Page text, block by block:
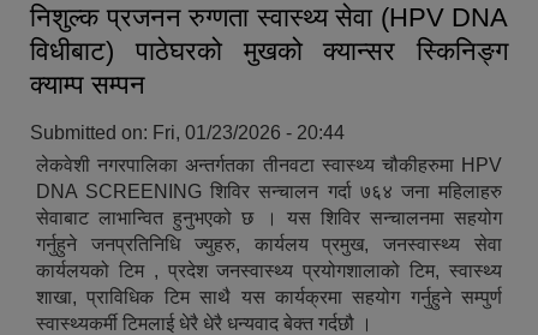
निशुल्क प्रजनन रुग्णता स्वास्थ्य सेवा (HPV DNA
विधीबाट) पाठेघरको मुखको क्यान्सर स्किनिङ्ग
क्याम्प सम्पन
Submitted on: Fri, 01/23/2026 - 20:44
लेकवेशी नगरपालिका अन्तर्गतका तीनवटा स्वास्थ्य चौकीहरुमा HPV
DNA SCREENING शिविर सन्चालन गर्दा ७६४ जना महिलाहरु
सेवाबाट लाभान्वित हुनुभएको छ । यस शिविर सन्चालनमा सहयोग
गर्नुहुने जनप्रतिनिधि ज्युहरु, कार्यलय प्रमुख, जनस्वास्थ्य सेवा
कार्यलयको टिम , प्रदेश जनस्वास्थ्य प्रयोगशालाको टिम, स्वास्थ्य
शाखा, प्राविधिक टिम साथै यस कार्यक्रमा सहयोग गर्नुहुने सम्पुर्ण
स्वास्थ्यकर्मी टिमलाई धेरै धेरै धन्यवाद बेक्त गर्दछौ ।